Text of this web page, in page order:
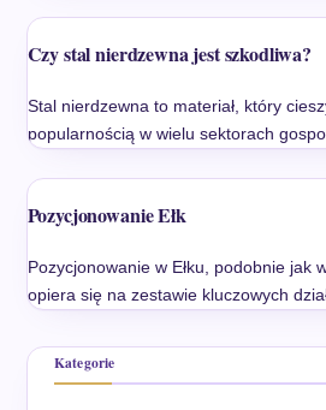
Czy stal nierdzewna jest szkodliwa?
Stal nierdzewna to materiał, który
popularnością w wielu sektorach
Pozycjonowanie Ełk
Pozycjonowanie w Ełku, podobnie jak
opiera się na zestawie kluczowych
Kategorie